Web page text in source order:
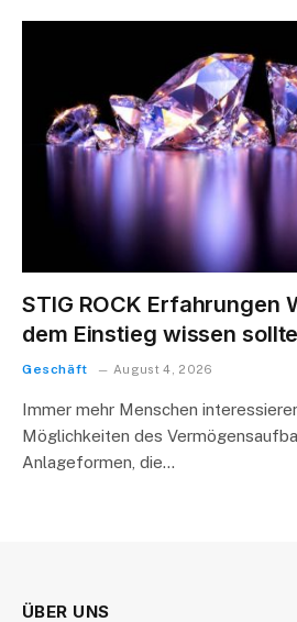
STIG ROCK Erfahrungen
dem Einstieg wissen
Geschäft August 4, 2026
Immer mehr Menschen
Möglichkeiten des
Anlageformen, die…
ÜBER UNS